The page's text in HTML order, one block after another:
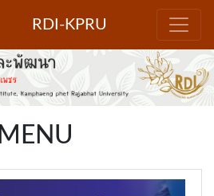
RDI-KPRU
MENU